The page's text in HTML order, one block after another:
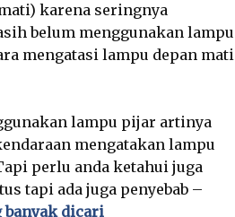
karena seringnya
belum menggunakan lampu
mengatasi lampu depan mati
lampu pijar artinya
mengatakan lampu
perlu anda ketahui juga
tapi ada juga penyebab –
banyak dicari